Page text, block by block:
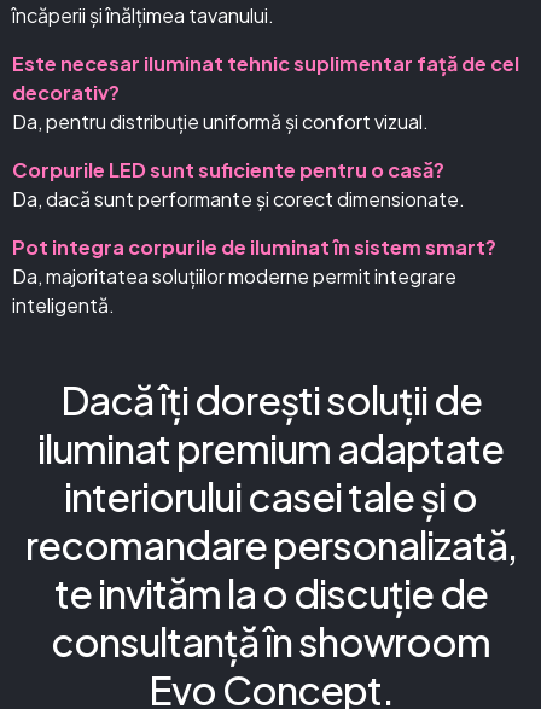
încăperii și înălțimea tavanului.
Este necesar iluminat tehnic suplimentar față de cel
decorativ?
Da, pentru distribuție uniformă și confort vizual.
Corpurile LED sunt suficiente pentru o casă?
Da, dacă sunt performante și corect dimensionate.
Pot integra corpurile de iluminat în sistem smart?
Da, majoritatea soluțiilor moderne permit integrare
inteligentă.
Dacă îți dorești soluții de
iluminat premium adaptate
interiorului casei tale și o
recomandare personalizată,
te invităm la o discuție de
consultanță în showroom
Evo Concept.